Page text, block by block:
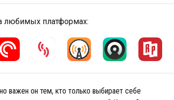
любимых платформах:
важен он тем, кто только выбирает себе